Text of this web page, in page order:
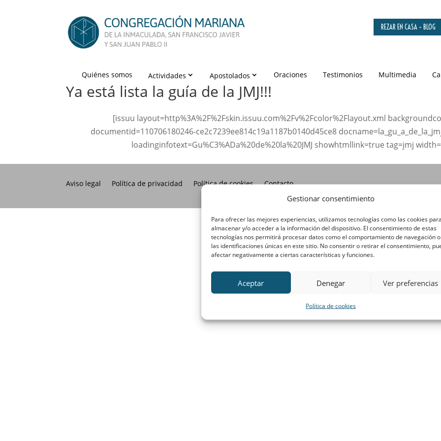
Gestionar consentimiento
Para ofrecer las mejores experiencias, utilizamos tecnologías como las cookies
almacenar y/o acceder a la información del dispositivo. El consentimiento de estas
tecnologías nos permitirá procesar datos como el comportamiento de navegación o
las identificaciones únicas en este sitio. No consentir o retirar el consentimiento,
afectar negativamente a ciertas características y funciones.
Aceptar Denegar Ver preferencias
Política de cookies
REZAR EN CASA – BLOG
Quiénes somos Actividades Apostolados Oraciones Testimonios Multimedia
Ya está lista la guía de la JMJ!!!
[issuu layout=http%3A%2F%2Fskin.issuu.com%2Fv%2Fcolor%2Flayout.xml
documentid=110706180246-ce2c7239ee814c19a1187b0140d45ce8
loadinginfotext=Gu%C3%ADa%20de%20la%20JMJ showhtmllink=true tag=jmj
Aviso legal Política de privacidad Política de cookies Contacto